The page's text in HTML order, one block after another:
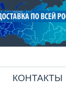
КОНТАКТЫ